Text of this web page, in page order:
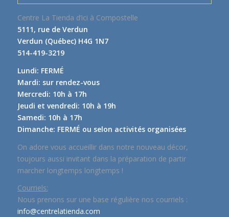
Centre La Tienda d’ici à Compostelle
5111, rue de Verdun
Verdun (Québec) H4G 1N7
514-419-3219
Lundi: FERMÉ
Mardi: sur rendez-vous
Mercredi: 10h à 17h
Jeudi et vendredi: 10h à 19h
Samedi: 10h à 17h
Dimanche: FERMÉ ou selon activités organisées
On adore vous accueillir dans notre nouveau décor,
toujours aussi invitant dans la préparation de partir
marcher longtemps longtemps !
Courriels:
Nous prenons sur une base régulière nos courriels :
info@centrelatienda.com